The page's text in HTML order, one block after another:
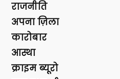
राजनीति
अपना ज़िला
कारोबार
आस्था
क्राइम ब्यूरो